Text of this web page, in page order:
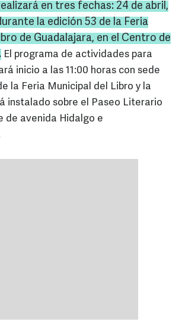
en tres fechas: 24 de abril,
la edición 53 de la Feria
de Guadalajara, en el Centro de
El programa de actividades para
inicio a las 11:00 horas con sede
la Feria Municipal del Libro y la
instalado sobre el Paseo Literario
de avenida Hidalgo e